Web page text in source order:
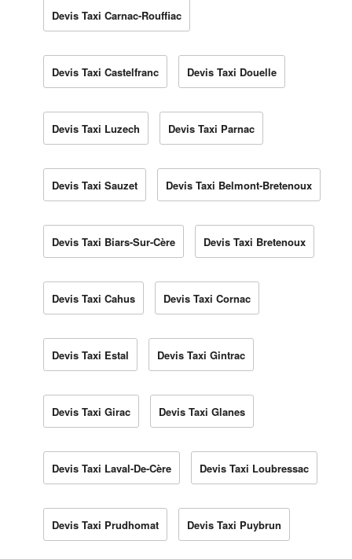
Devis Taxi Carnac-Rouffiac
Devis Taxi Castelfranc Devis Taxi Douelle
Devis Taxi Luzech Devis Taxi Parnac
Devis Taxi Sauzet Devis Taxi Belmont-Bretenoux
Devis Taxi Biars-Sur-Cère Devis Taxi Bretenoux
Devis Taxi Cahus Devis Taxi Cornac
Devis Taxi Estal Devis Taxi Gintrac
Devis Taxi Girac Devis Taxi Glanes
Devis Taxi Laval-De-Cère Devis Taxi Loubressac
Devis Taxi Prudhomat Devis Taxi Puybrun